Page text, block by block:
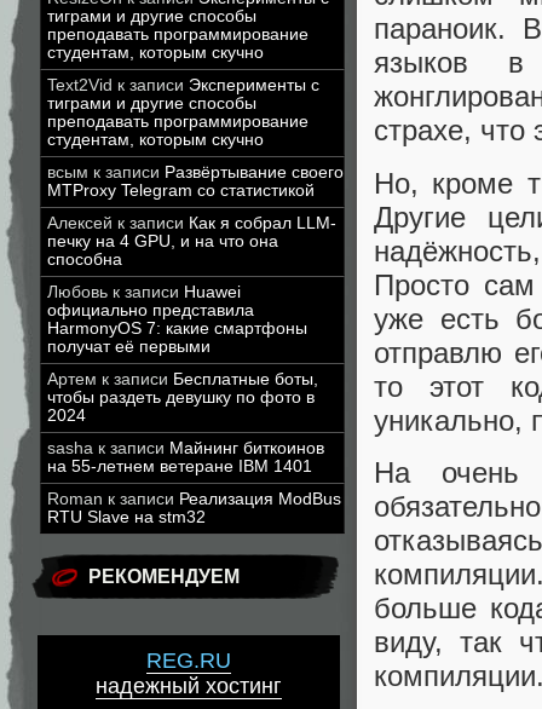
тиграми и другие способы
преподавать программирование
студентам, которым скучно
Text2Vid к записи Эксперименты с
тиграми и другие способы
преподавать программирование
студентам, которым скучно
всым к записи Развёртывание своего
MTProxy Telegram со статистикой
Алексей к записи Как я собрал LLM-
печку на 4 GPU, и на что она
способна
Любовь к записи Huawei
официально представила
HarmonyOS 7: какие смартфоны
получат её первыми
Артем к записи Бесплатные боты,
чтобы раздеть девушку по фото в
2024
sasha к записи Майнинг биткоинов
на 55-летнем ветеране IBM 1401
Roman к записи Реализация ModBus
RTU Slave на stm32
РЕКОМЕНДУЕМ
REG.RU
надежный хостинг
параноик.
языков в
страхе, что
Но, кроме
Другие
Просто
уже есть
отправлю
то этот
уникально,
На очень
больше
виду, так